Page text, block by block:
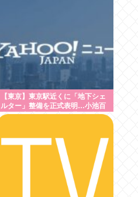
【東京】東京駅近くに「地下シェ
ルター」整備を正式表明…小池百
合子知事「多くの方が滞在、施設